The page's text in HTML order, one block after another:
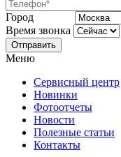
Город
Время звонка
Отправить
Меню
Сервисный центр
Новинки
Фотоотчеты
Новости
Полезные статьи
Контакты